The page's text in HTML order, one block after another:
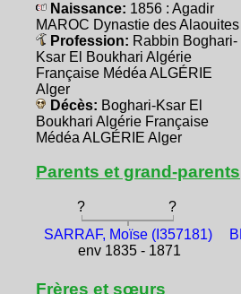
Naissance: 1856 : Agadir
MAROC Dynastie des Alaouites
Profession: Rabbin Boghari-
Ksar El Boukhari Algérie
Française Médéa ALGÉRIE
Alger
Décès: Boghari-Ksar El
Boukhari Algérie Française
Médéa ALGÉRIE Alger
Parents et grand-parents
? ?
SARRAF, Moïse (I357181)
env 1835 - 1871
Frères et sœurs